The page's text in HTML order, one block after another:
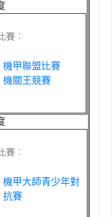
賽︰
機甲聯盟比賽
機關王競賽
賽︰
機甲大師青少年對
抗賽